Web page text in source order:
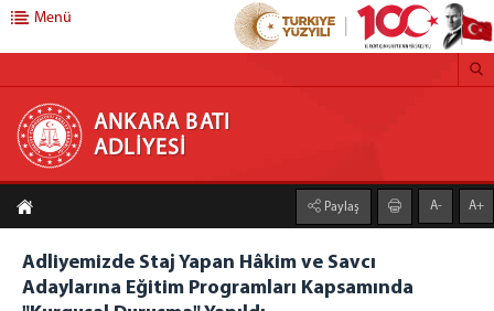
ANKARA BATI ADLİYESİ
ANA SAYFA
ADLİYEMİZ
Adliyemizden Haberler
Önbürolar
Menü
ANKARA BATI
ADLİYESİ
Paylaş A- A+
Adliyemizde Staj Yapan Hâkim ve Savcı
Adaylarına Eğitim Programları Kapsamında